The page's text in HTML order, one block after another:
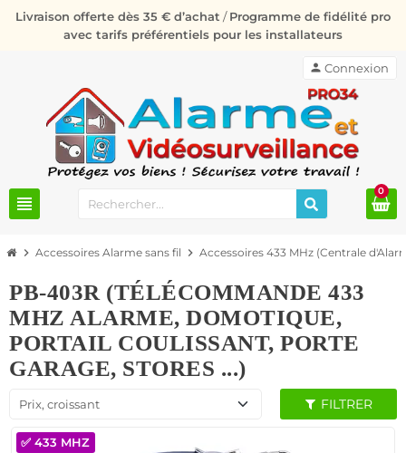
Livraison offerte dès 35 € d’achat /Programme de fidélité pro
avec tarifs préférentiels pour les installateurs
view_headline
person Connexion
0
chevron_right Accessoires Alarme sans fil chevron_right Accessoires 433 MHz (Centrale
PB-403R (TÉLÉCOMMANDE 433
MHZ ALARME, DOMOTIQUE,
PORTAIL COULISSANT, PORTE
GARAGE, STORES ...)
Prix, croissant FILTRER
✅ 433 MHZ